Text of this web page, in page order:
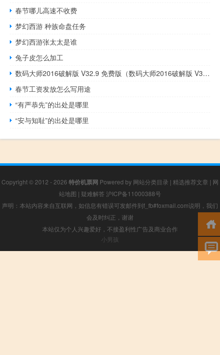
春节哪儿高速不收费
梦幻西游 种族命盘任务
梦幻西游张太太是谁
兔子皮怎么加工
数码大师2016破解版 V32.9 免费版（数码大师2016破解版 V32.9 免费版功能简介）
春节工资发放怎么写用途
“有严恭先”的出处是哪里
“安与知耻”的出处是哪里
Copyright © 2012 - 2026 特价机票网 Powered by 网站分类目录 | 精选推荐文章 | 网
站地图 | 疑难解答 沪ICP备11000388号
声明：本站内容来自互联网，如信息有错误可发邮件到f_fb#foxmail.com说明，我们
会及时纠正，谢谢
本站仅为个人兴趣爱好，不接盈利性广告及商业合作
小男孩